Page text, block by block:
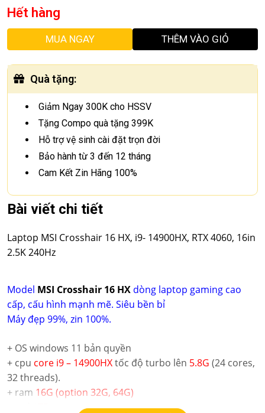
Hết hàng
MUA NGAY THÊM VÀO GIỎ
Quà tặng:
Giảm Ngay 300K cho HSSV
Tặng Compo quà tặng 399K
Hỗ trợ vệ sinh cài đặt trọn đời
Bảo hành từ 3 đến 12 tháng
Cam Kết Zin Hãng 100%
Bài viết chi tiết
Laptop MSI Crosshair 16 HX, i9- 14900HX, RTX 4060, 16in
2.5K 240Hz
Model MSI Crosshair 16 HX dòng laptop gaming cao
cấp, cấu hình mạnh mẽ. Siêu bền bỉ
Máy đẹp 99%, zin 100%.
+ OS windows 11 bản quyền
+ cpu core i9 – 14900HXtốc độ turbo lên 5.8G (24 cores,
32 threads).
+ ram 16G (option 32G, 64G)